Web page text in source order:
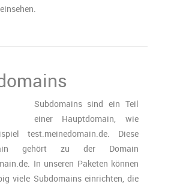
einsehen.
Subdomains sind ein Teil
einer Hauptdomain, wie
test.meinedomain.de. Diese
gehört zu der Domain
In unseren Paketen können
viele Subdomains einrichten, die